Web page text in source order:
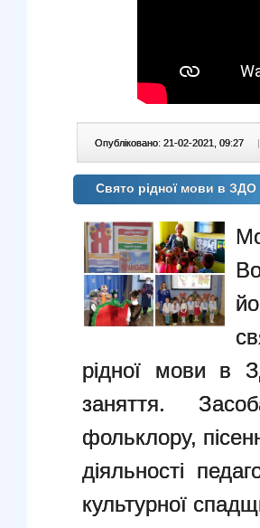
Опубліковано: 21-02-2021, 09:27 |
Свято рідної мови в
рідної мови в
заняття.
фольклору,
діяльності
культурної